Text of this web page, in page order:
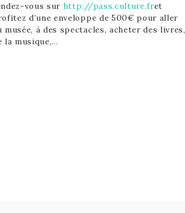
vous sur http://pass.culture.fret
d’une enveloppe de 500€ pour aller
musée, à des spectacles, acheter des livres,
la musique,…